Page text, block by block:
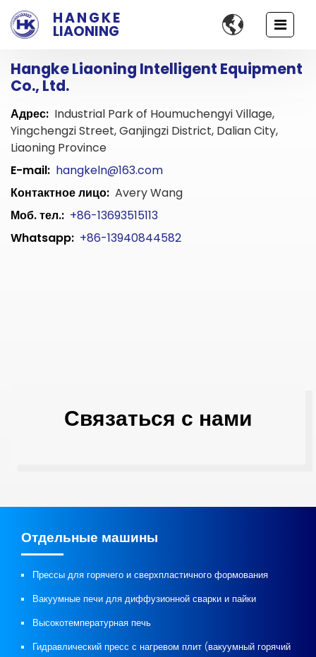
HANGKE
LIAONING 
Hangke Liaoning Intelligent Equipment
Co., Ltd.
Адрес: Industrial Park of Houmuchengyi Village,
Yingchengzi Street, Ganjingzi District, Dalian City,
Liaoning Province
E-mail: hangkeln@163.com
Контактное лицо: Avery Wang
Моб. тел.: +86-13693515113
Whatsapp: +86-13940844582
Связаться с нами
Отдельные машины
Прессы для горячего и сверхпластичного формования
Вакуумные печи для диффузионной сварки и пайки
Высокотемпературная печь
Гидравлический пресс с нагревом плит (вакуумный горячий